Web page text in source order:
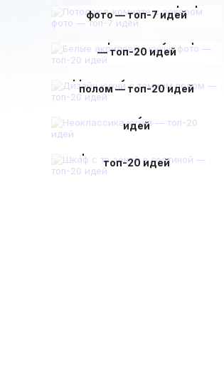
фото — топ-7 идей
— топ-20 идей
полом — топ-20 идей
идей
топ-20 идей